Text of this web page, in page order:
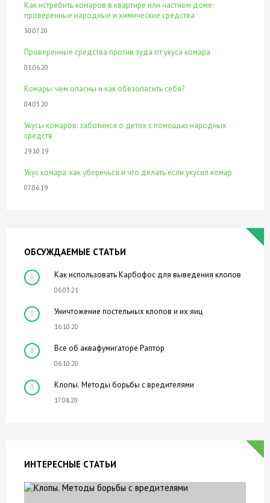
Как истребить комаров в квартире или частном доме:
проверенные народные и химические средства
30.07.20
Проверенные средства против зуда от укуса комара
01.06.20
Комары: чем опасны и как обезопасить себя?
04.03.20
Укусы комаров: заботимся о детях с помощью народных
средств
29.10.19
Укус комара: как уберечься и что делать если укусил комар
07.06.19
ОБСУЖДАЕМЫЕ СТАТЬИ
Как использовать Карбофос для выведения клопов
06.03.21
Уничтожение постельных клопов и их яиц
16.10.20
Все об аквафумигаторе Раптор
06.10.20
Клопы. Методы борьбы с вредителями
17.08.20
ИНТЕРЕСНЫЕ СТАТЬИ